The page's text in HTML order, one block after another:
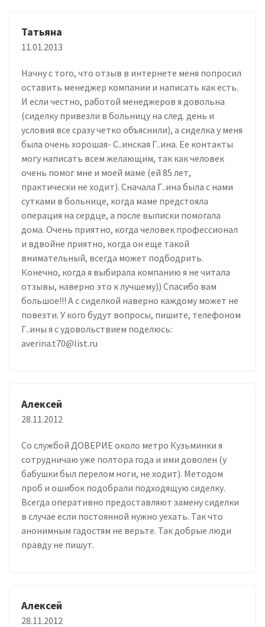
Татьяна
11.01.2013
Начну с того, что отзыв в интернете меня попросил
оставить менеджер компании и написать как есть.
И если честно, работой менеджеров я довольна
(сиделку привезли в больницу на след. день и
условия все сразу четко объяснили), а сиделка у меня
была очень хорошая- С..инская Г..ина. Ее контакты
могу написать всем желающим, так как человек
очень помог мне и моей маме (ей 85 лет,
практически не ходит). Сначала Г..ина была с нами
сутками в больнице, когда маме предстояла
операция на сердце, а после выписки помогала
дома. Очень приятно, когда человек профессионал
и вдвойне приятно, когда он еще такой
внимательный, всегда может подбодрить.
Конечно, когда я выбирала компанию я не читала
отзывы, наверно это к лучшему)) Спасибо вам
большое!!! А с сиделкой наверно каждому может не
повезти. У кого будут вопросы, пишите, телефоном
Г..ины я с удовольствием поделюсь:
averina.t70@list.ru
Алексей
28.11.2012
Со службой ДОВЕРИЕ около метро Кузьминки я
сотрудничаю уже полтора года и ими доволен (у
бабушки был перелом ноги, не ходит). Методом
проб и ошибок подобрали подходящую сиделку.
Всегда оперативно предоставляют замену сиделки
в случае если постоянной нужно уехать. Так что
анонимным гадостям не верьте. Так добрые люди
правду не пишут.
Алексей
28.11.2012